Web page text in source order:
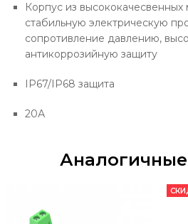
Корпус из высококачесвенных
стабильную электрическую
сопротивление давлению,
антикоррозийную защиту
IP67/IP68 защита
20А